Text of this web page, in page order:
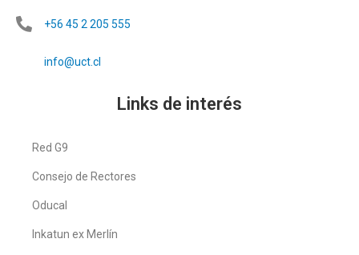
+56 45 2 205 555
info@uct.cl
Links de interés
Red G9
Consejo de Rectores
Oducal
Inkatun ex Merlín